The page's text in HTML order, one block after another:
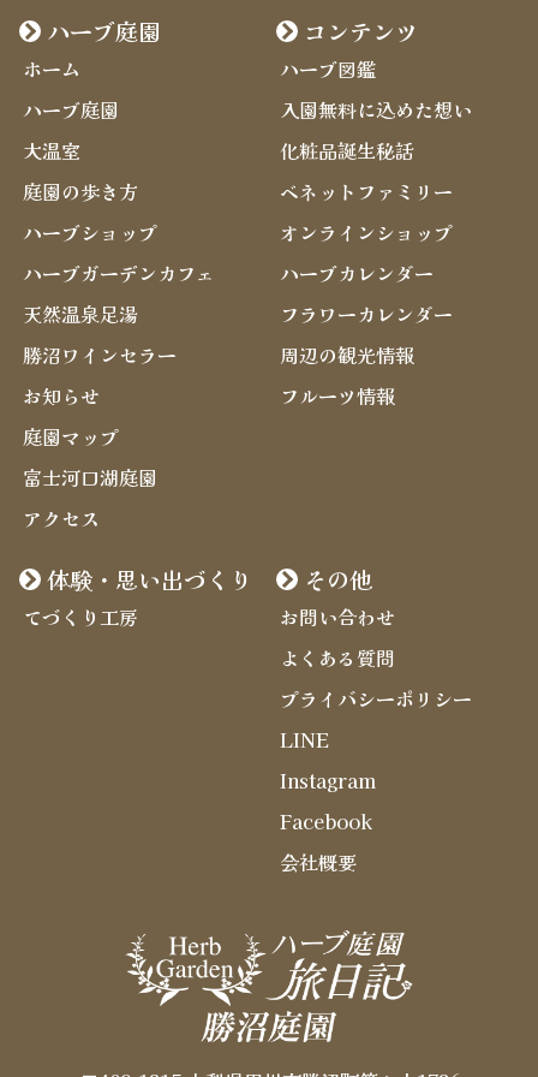
ハーブ庭園
ホーム
ハーブ庭園
大温室
庭園の歩き方
ハーブショップ
ハーブガーデンカフェ
天然温泉足湯
勝沼ワインセラー
お知らせ
庭園マップ
富士河口湖庭園
アクセス
コンテンツ
ハーブ図鑑
入園無料に込めた想い
化粧品誕生秘話
ベネットファミリー
オンラインショップ
ハーブカレンダー
フラワーカレンダー
周辺の観光情報
フルーツ情報
体験・思い出づくり
てづくり工房
その他
お問い合わせ
よくある質問
プライバシーポリシー
LINE
Instagram
Facebook
会社概要